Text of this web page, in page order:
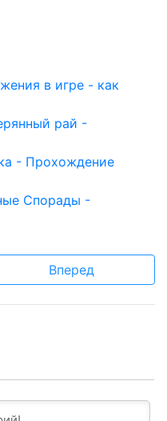
в игре - как
рай -
- Прохождение
Спорады -
Вперед